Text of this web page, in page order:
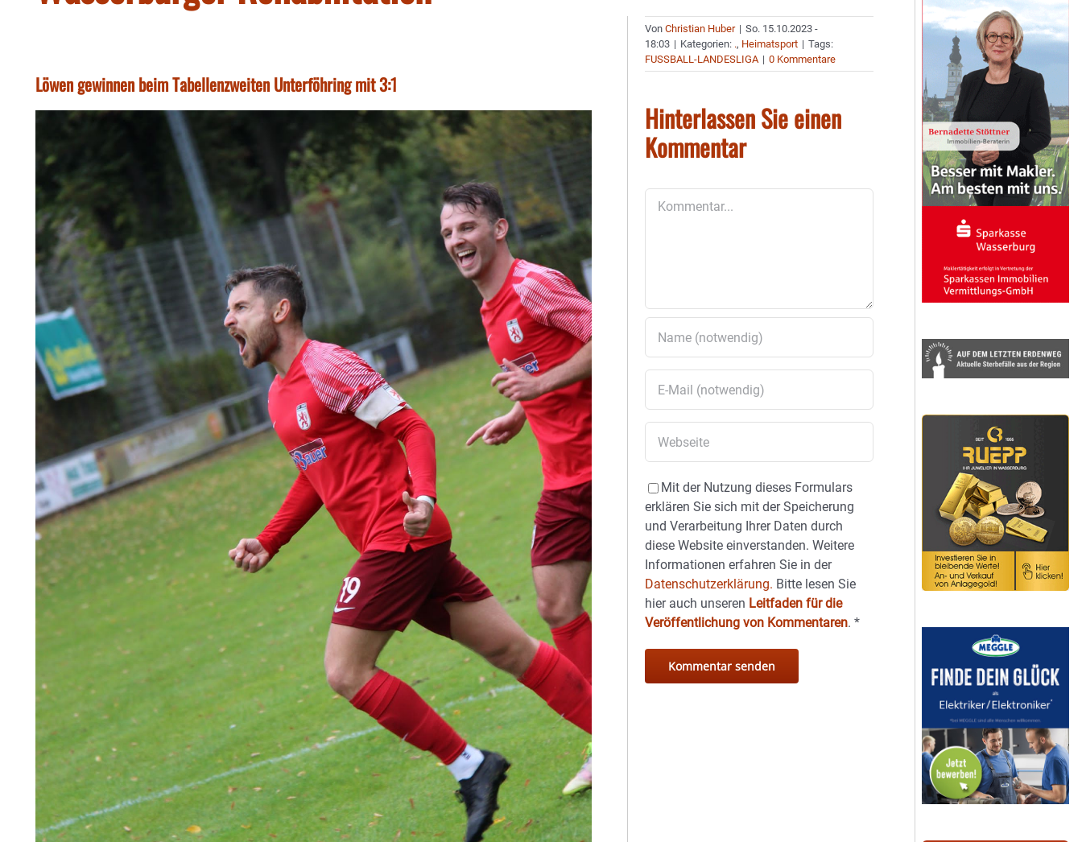
Löwen gewinnen beim Tabellenzweiten Unterföhring mit 3:1
VonChristian Huber | So. 15.10.2023 -
18:03 | Kategorien: ., Heimatsport | Tags:
FUSSBALL-LANDESLIGA | 0 Kommentare
Hinterlassen Sie einen
Kommentar
Mit der Nutzung dieses Formulars
erklären Sie sich mit der Speicherung
und Verarbeitung Ihrer Daten durch
diese Website einverstanden. Weitere
Informationen erfahren Sie in der
Datenschutzerklärung. Bitte lesen Sie
hier auch unseren Leitfaden für die
Veröffentlichung von Kommentaren.*